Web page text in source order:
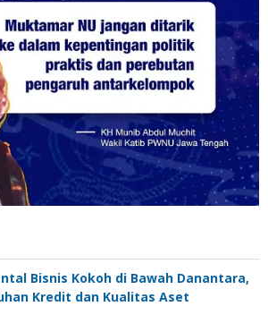
Bisnis Kokoh di Bawah Danantara,
Kredit dan Kualitas Aset